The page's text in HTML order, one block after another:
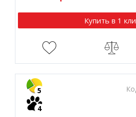
Купить в 1
5
4